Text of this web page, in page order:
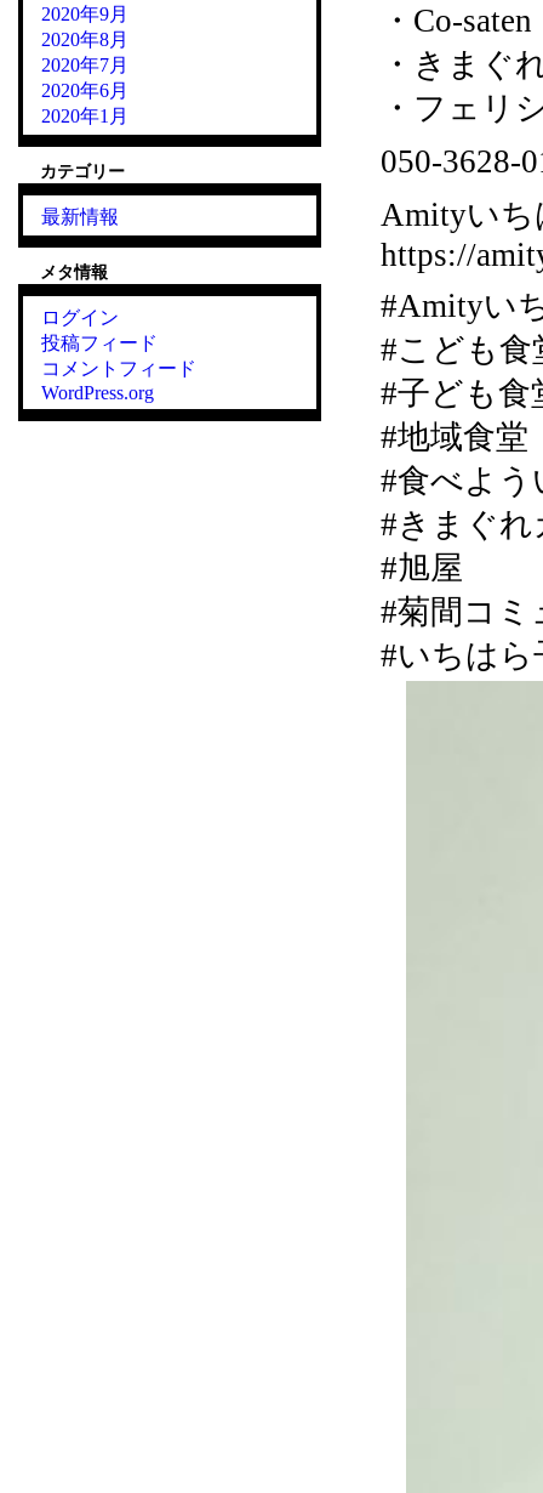
・Co-
・きまぐ
・フェリ
050-3628-
Amityいち
https://
#Amityい
#こども食
#子ども食
#地域食堂
#食べよう
#きまぐれ
#旭屋
#菊間コ
#いちはら
2020年9月
2020年8月
2020年7月
2020年6月
2020年1月
カテゴリー
最新情報
メタ情報
ログイン
投稿フィード
コメントフィード
WordPress.org